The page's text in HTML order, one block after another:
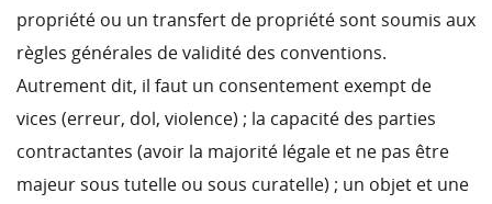
propriété ou un transfert de propriété sont soumis aux
règles générales de validité des conventions.
Autrement dit, il faut un consentement exempt de
vices (erreur, dol, violence) ; la capacité des parties
contractantes (avoir la majorité légale et ne pas être
majeur sous tutelle ou sous curatelle) ; un objet et une